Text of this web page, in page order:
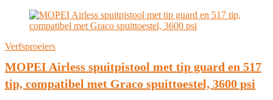
Verfsproeiers
MOPEI Airless spuitpistool met tip guard en 517
tip, compatibel met Graco spuittoestel, 3600 psi